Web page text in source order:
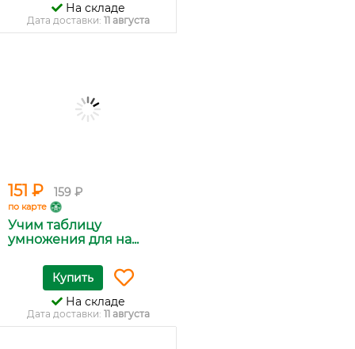
На складе
Дата доставки: 11 августа
151 ₽ 159 ₽
по карте
Учим таблицу
умножения для на...
Купить
На складе
Дата доставки: 11 августа